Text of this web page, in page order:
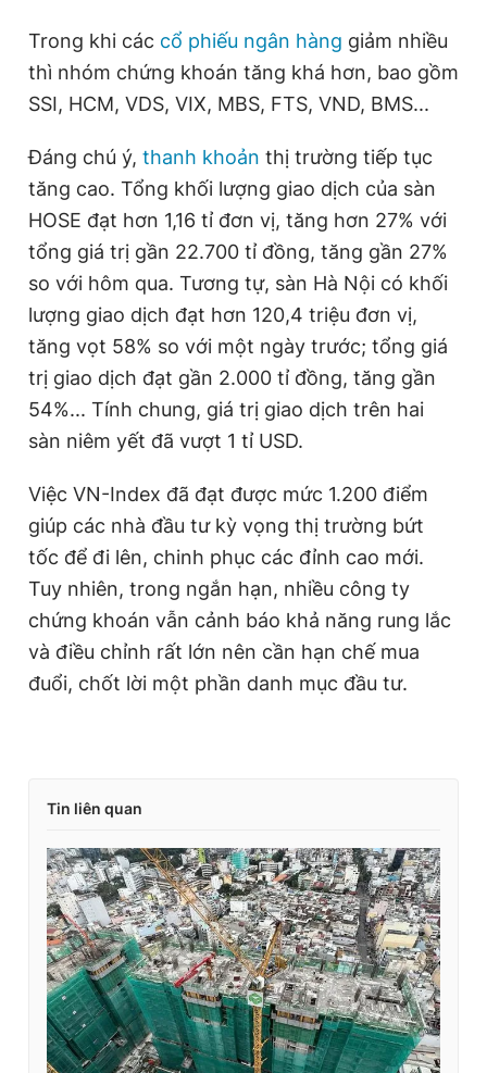
Trong khi các cổ phiếu ngân hàng giảm nhiều
thì nhóm chứng khoán tăng khá hơn, bao gồm
SSI, HCM, VDS, VIX, MBS, FTS, VND, BMS...
Đáng chú ý, thanh khoản thị trường tiếp tục
tăng cao. Tổng khối lượng giao dịch của sàn
HOSE đạt hơn 1,16 tỉ đơn vị, tăng hơn 27% với
tổng giá trị gần 22.700 tỉ đồng, tăng gần 27%
so với hôm qua. Tương tự, sàn Hà Nội có khối
lượng giao dịch đạt hơn 120,4 triệu đơn vị,
tăng vọt 58% so với một ngày trước; tổng giá
trị giao dịch đạt gần 2.000 tỉ đồng, tăng gần
54%... Tính chung, giá trị giao dịch trên hai
sàn niêm yết đã vượt 1 tỉ USD.
Việc VN-Index đã đạt được mức 1.200 điểm
giúp các nhà đầu tư kỳ vọng thị trường bứt
tốc để đi lên, chinh phục các đỉnh cao mới.
Tuy nhiên, trong ngắn hạn, nhiều công ty
chứng khoán vẫn cảnh báo khả năng rung lắc
và điều chỉnh rất lớn nên cần hạn chế mua
đuổi, chốt lời một phần danh mục đầu tư.
Tin liên quan